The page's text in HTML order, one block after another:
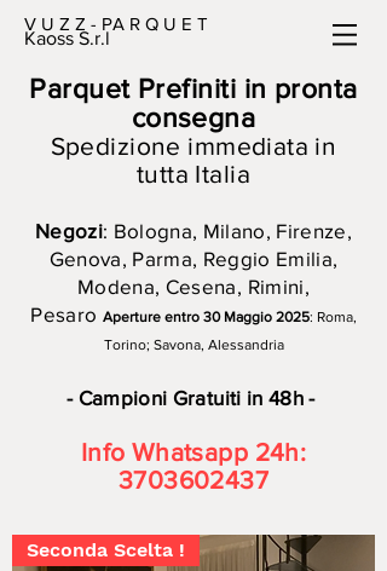
V U Z Z - PA R Q U E T
Kaoss S.r.l
Parquet Prefiniti in pronta
consegna
Spedizione immediata in
tutta Italia
Negozi: Bologna, Milano, Firenze,
Genova, Parma, Reggio Emilia,
Modena, Cesena, Rimini,
Pesaro Aperture entro 30 Maggio 2025: Roma,
Torino; Savona, Alessandria
- Campioni Gratuiti in 48h -
Info Whatsapp 24h:
3703602437
Seconda Scelta !